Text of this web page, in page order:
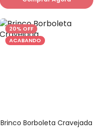
20% OFF
ACABANDO
Brinco Borboleta Cravejada